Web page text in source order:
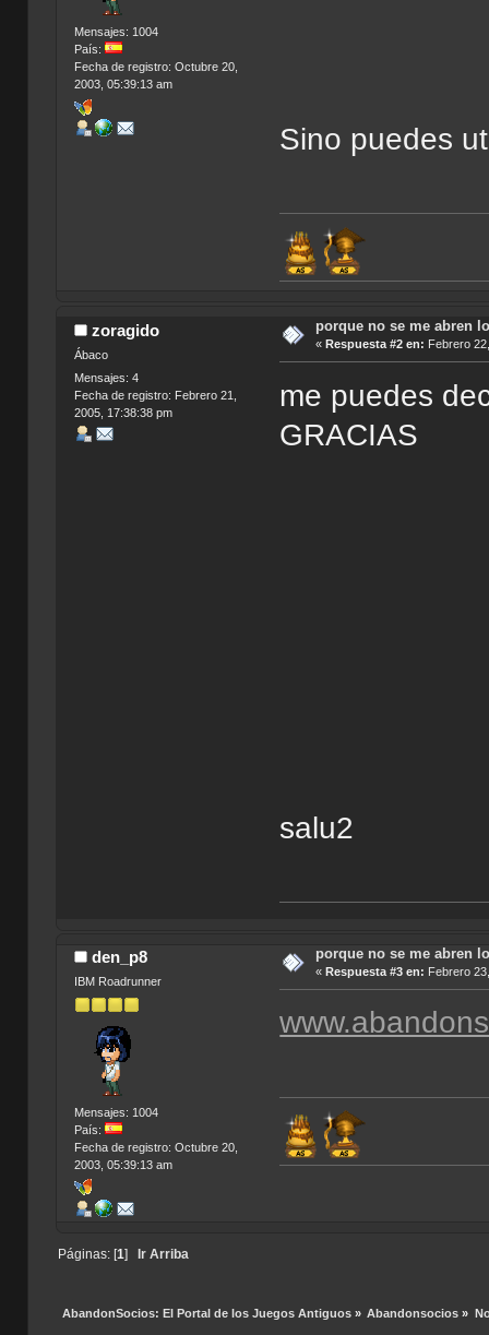
Mensajes: 1004
País:
Fecha de registro: Octubre 20,
2003, 05:39:13 am
Sino puedes
zoragido
Ábaco
Mensajes: 4
Fecha de registro: Febrero 21,
2005, 17:38:38 pm
porque no se me abren
« Respuesta #2 en: Febrero
me puedes
GRACIAS
salu2
den_p8
IBM Roadrunner
Mensajes: 1004
País:
Fecha de registro: Octubre 20,
2003, 05:39:13 am
porque no se me abren
« Respuesta #3 en: Febrero
Páginas: [1] Ir Arriba
AbandonSocios: El Portal de los Juegos Antiguos» Abandonsocios »